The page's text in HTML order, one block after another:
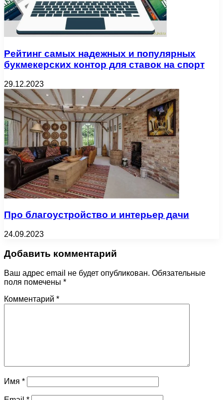
Рейтинг самых надежных и популярных
букмекерских контор для ставок на спорт
29.12.2023
Про благоустройство и интерьер дачи
24.09.2023
Добавить комментарий
Ваш адрес email не будет опубликован. Обязательные
поля помечены *
Комментарий *
Имя *